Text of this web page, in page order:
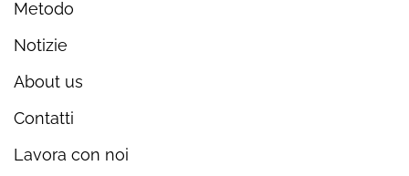
Metodo
Notizie
About us
Contatti
Lavora con noi